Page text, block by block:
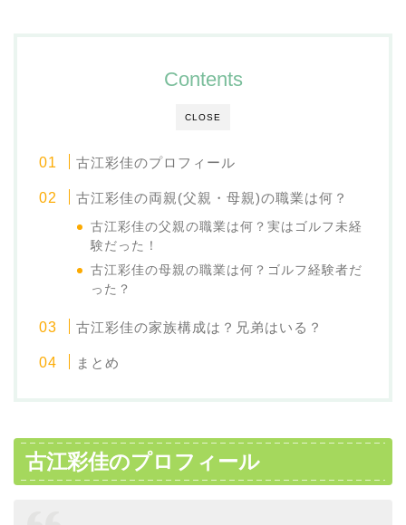
CLOSE
Contents
古江彩佳のプロフィール
古江彩佳の両親(父親・母親)の職業は何？
古江彩佳の父親の職業は何？実はゴルフ未経
験だった！
古江彩佳の母親の職業は何？ゴルフ経験者だ
った？
古江彩佳の家族構成は？兄弟はいる？
まとめ
古江彩佳のプロフィール